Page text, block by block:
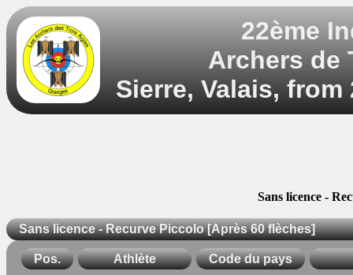
22ème
Archers de
Sierre, Valais, from
Sans licence -
Sans licence - Recurve Piccolo [Après 60 flèches]
Pos. Athlète Code du pays